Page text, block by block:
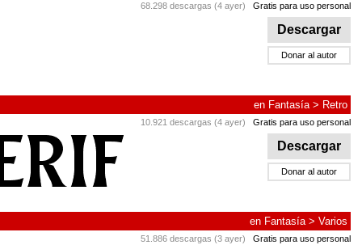
68.298 descargas (4 ayer) Gratis para uso personal
Descargar
Donar al autor
en Fantasía> Retro
10.921 descargas (4 ayer) Gratis para uso personal
Descargar
Donar al autor
en Fantasía> Varios
51.886 descargas (3 ayer) Gratis para uso personal